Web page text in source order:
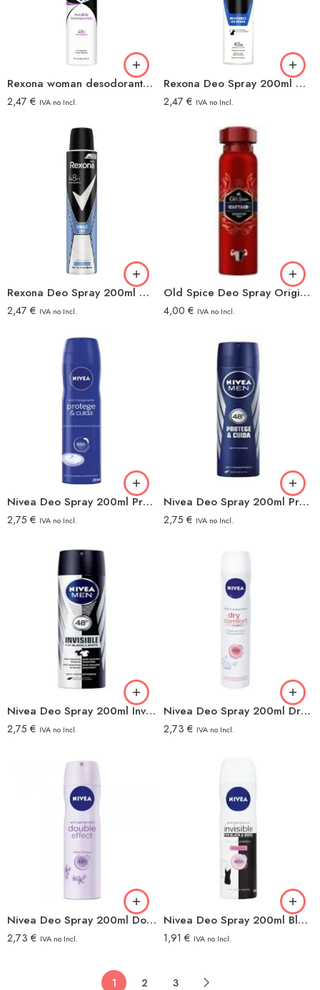
Rexona woman desodorante spray 200ml invisible antimanchas
2,47 € IVA no Incl.
Rexona Deo Spray 200ml Men Invisible Ice
2,47 € IVA no Incl.
Rexona Deo Spray 200ml Men Cobalt
2,47 € IVA no Incl.
Old Spice Deo Spray Original 150ml
4,00 € IVA no Incl.
Nivea Deo Spray 200ml Protege Y Cuida Woman
2,75 € IVA no Incl.
Nivea Deo Spray 200ml Protege Y Cuida Men
2,75 € IVA no Incl.
Nivea Deo Spray 200ml Invisible Men
2,75 € IVA no Incl.
Nivea Deo Spray 200ml Dry Comfort
2,73 € IVA no Incl.
Nivea Deo Spray 200ml Double Effect Woman
2,73 € IVA no Incl.
Nivea Deo Spray 200ml Black&white Woman Original
1,91 € IVA no Incl.
1 2 3